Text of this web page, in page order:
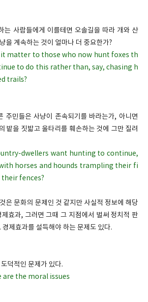
는 사람들에게 이를테면 오솔길을 따라 개와 산
을 계속하는 것이 얼마나 더 중요한가?
it matter to those who now hunt foxes th
to do this rather than, say, chasing h
trails?
주민들은 사냥이 존속되기를 바라는가, 아니면
밭을 짓밟고 울타리를 훼손하는 것에 그만 질려
dwellers want hunting to continue,
horses and hounds trampling their fi
fences?
은 문화의 문제인 것 같지만 사실적 정보에 해당
효과, 그러면 그때 그 지점에서 벌써 정치적 판
경제효과를 설득해야 하는 문제도 있다.
덕적인 문제가 있다.
are the moral issues